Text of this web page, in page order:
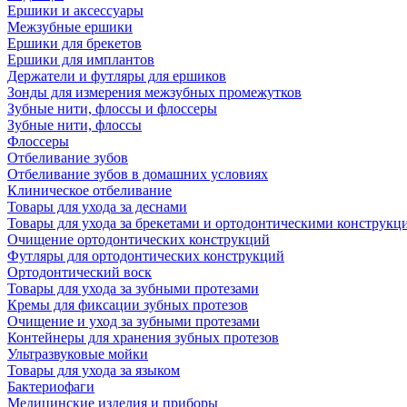
Ершики и аксессуары
Межзубные ершики
Ершики для брекетов
Ершики для имплантов
Держатели и футляры для ершиков
Зонды для измерения межзубных промежутков
Зубные нити, флоссы и флоссеры
Зубные нити, флоссы
Флоссеры
Отбеливание зубов
Отбеливание зубов в домашних условиях
Клиническое отбеливание
Товары для ухода за деснами
Товары для ухода за брекетами и ортодонтическими
Очищение ортодонтических конструкций
Футляры для ортодонтических конструкций
Ортодонтический воск
Товары для ухода за зубными протезами
Кремы для фиксации зубных протезов
Очищение и уход за зубными протезами
Контейнеры для хранения зубных протезов
Ультразвуковые мойки
Товары для ухода за языком
Бактериофаги
Медицинские изделия и приборы